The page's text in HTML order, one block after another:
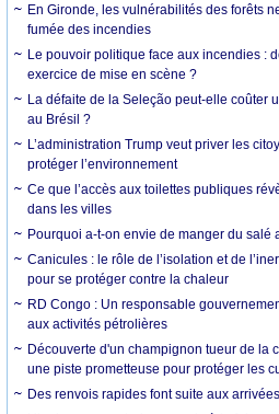
En Gironde, les vulnérabilités des forêts
fumée des incendies
Le pouvoir politique face aux incendies :
exercice de mise en scène ?
La défaite de la Seleção peut-elle coûter
au Brésil ?
L’administration Trump veut priver les
protéger l’environnement
Ce que l’accès aux toilettes publiques
dans les villes
Pourquoi a-t-on envie de manger du salé
Canicules : le rôle de l’isolation et de
pour se protéger contre la chaleur
RD Congo : Un responsable
aux activités pétrolières
Découverte d'un champignon tueur de la
une piste prometteuse pour protéger les
Des renvois rapides font suite aux